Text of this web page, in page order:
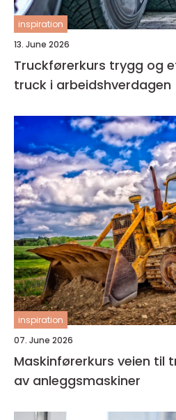
inspiration
13. June 2026
Truckførerkurs trygg og effektiv bruk av
truck i arbeidshverdagen
inspiration
07. June 2026
Maskinførerkurs veien til trygg og lovlig bruk
av anleggsmaskiner